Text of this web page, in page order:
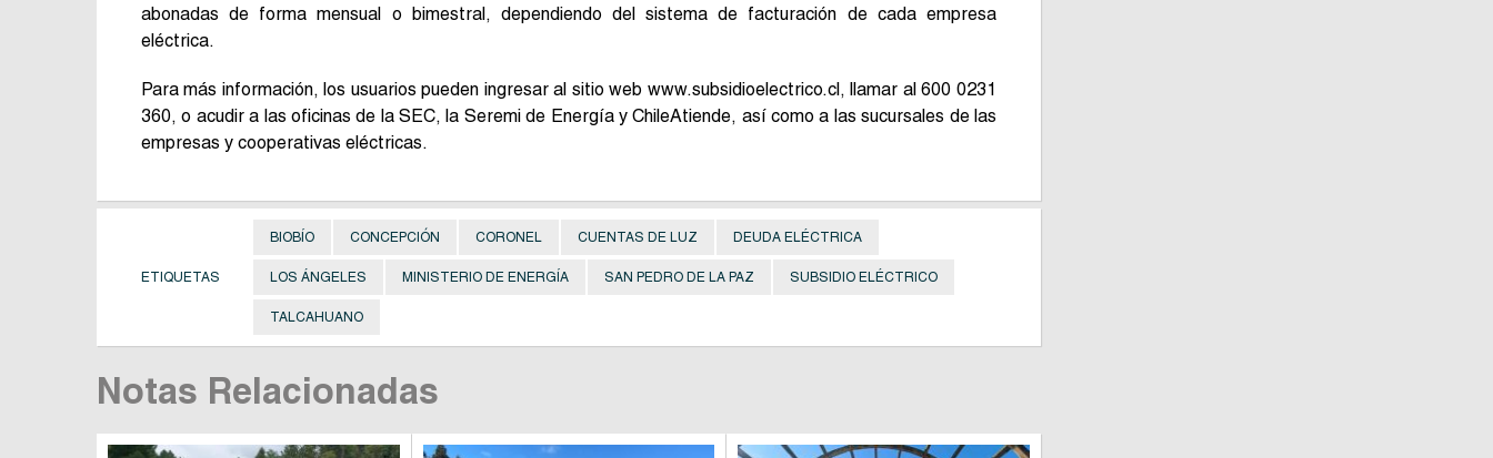
abonadas de forma mensual o bimestral, dependiendo del sistema de facturación de cada empresa
eléctrica.
Para más información, los usuarios pueden ingresar al sitio web www.subsidioelectrico.cl, llamar al 600 0231
360, o acudir a las oficinas de la SEC, la Seremi de Energía y ChileAtiende, así como a las sucursales de las
empresas y cooperativas eléctricas.
ETIQUETAS
BIOBÍO CONCEPCIÓN CORONEL CUENTAS DE LUZ DEUDA ELÉCTRICA
LOS ÁNGELES MINISTERIO DE ENERGÍA SAN PEDRO DE LA PAZ SUBSIDIO ELÉCTRICO
TALCAHUANO
Notas Relacionadas